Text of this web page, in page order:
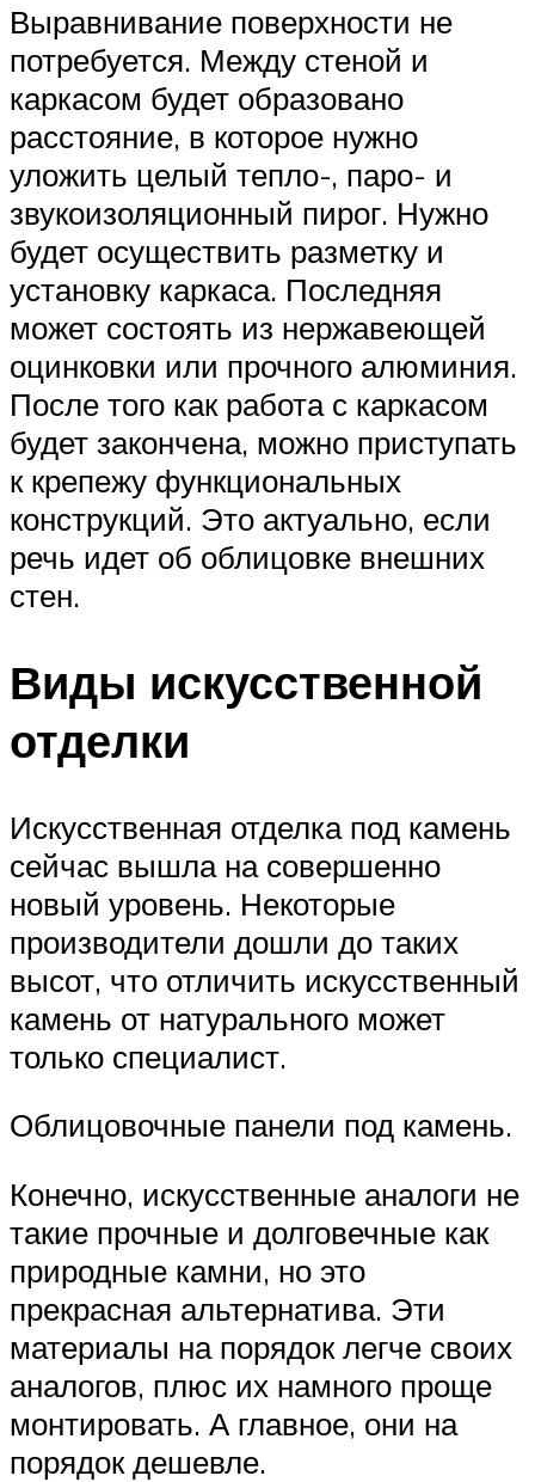
Выравнивание поверхности не
потребуется. Между стеной и
каркасом будет образовано
расстояние, в которое нужно
уложить целый тепло-, паро- и
звукоизоляционный пирог. Нужно
будет осуществить разметку и
установку каркаса. Последняя
может состоять из нержавеющей
оцинковки или прочного алюминия.
После того как работа с каркасом
будет закончена, можно приступать
к крепежу функциональных
конструкций. Это актуально, если
речь идет об облицовке внешних
стен.
Виды искусственной
отделки
Искусственная отделка под камень
сейчас вышла на совершенно
новый уровень. Некоторые
производители дошли до таких
высот, что отличить искусственный
камень от натурального может
только специалист.
Облицовочные панели под камень.
Конечно, искусственные аналоги не
такие прочные и долговечные как
природные камни, но это
прекрасная альтернатива. Эти
материалы на порядок легче своих
аналогов, плюс их намного проще
монтировать. А главное, они на
порядок дешевле.